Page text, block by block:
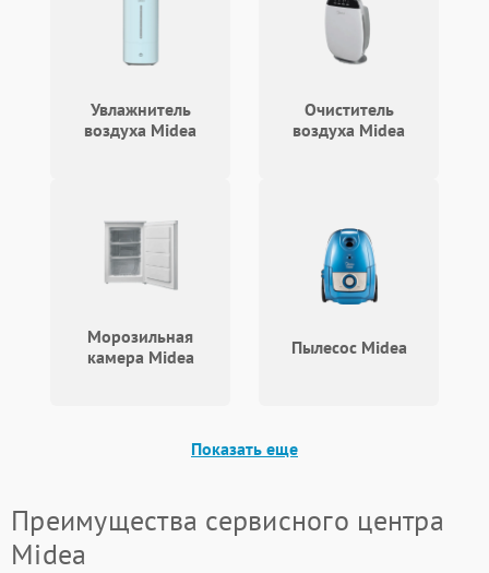
Увлажнитель
воздуха Midea
Очиститель
воздуха Midea
Морозильная
камера Midea
Пылесос Midea
Показать еще
Преимущества сервисного центра
Midea